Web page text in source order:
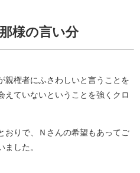
様の言い分
権者にふさわしいと言うことを
えていないということを強くクロ
りで、Ｎさんの希望もあってご
した。